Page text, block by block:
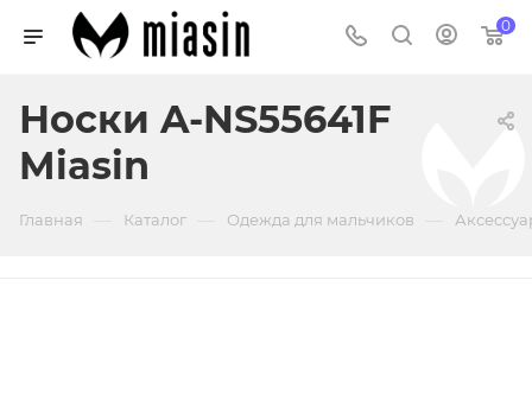
0
Носки A-NS55641F
Miasin
Главная Каталог Одежда для мальчиков